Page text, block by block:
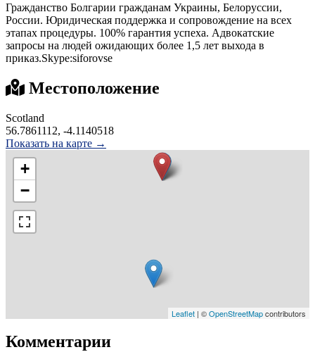
Гражданство Болгарии гражданам Украины, Белоруссии,
России. Юридическая поддержка и сопровождение на всех
этапах процедуры. 100% гарантия успеха. Адвокатские
запросы на людей ожидающих более 1,5 лет выхода в
приказ.Skype:siforovse
Местоположение
Scotland
56.7861112, -4.1140518
Показать на карте →
+
−
Leaflet | ©OpenStreetMapcontributors
Комментарии